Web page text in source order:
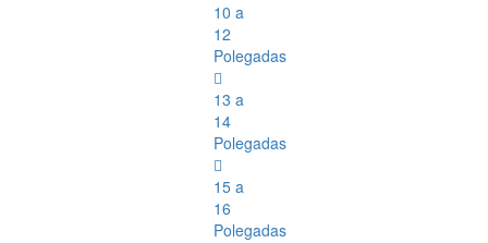
10 a
12
Polegadas
13 a
14
Polegadas
15 a
16
Polegadas